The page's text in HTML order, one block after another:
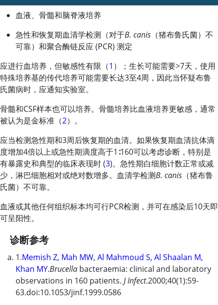
血液、骨髓和脑脊液培养
急性和恢复期血清学检测（对于B. canis （猪布鲁氏菌）不
可靠）和聚合酶链反应 (PCR) 测定
应进行血培养，但敏感性有限（1 ）；生长可能需要>7天，使用
特殊培养基的传代培养可能需要长达3至4周，因此当怀疑布鲁
氏菌病时，应通知实验室。
骨髓和CSF样本也可以培养。骨髓培养比血液培养更敏感，通常
被认为是金标准（2）。
应当检测急性期和3周后恢复期的血清。如果恢复期血清抗体滴
度增加4倍以上或急性期滴度高于1∶160可以考虑诊断，特别是
有暴露史和典型的临床表现时 (3)。急性期白细胞计数正常或减
少，淋巴细胞相对或绝对数增多。血清学检测B. canis （猪布鲁
氏菌）不可靠。
血液或其他任何组织标本均可行PCR检测，并可在感染后10天即
可呈阳性。
诊断参考
1.Memish Z, Mah MW, Al Mahmoud S, Al Shaalan M,
Khan MY.Brucella bacteraemia: clinical and laboratory
observations in 160 patients. J Infect.2000;40(1):59-
63.doi:10.1053/jinf.1999.0586